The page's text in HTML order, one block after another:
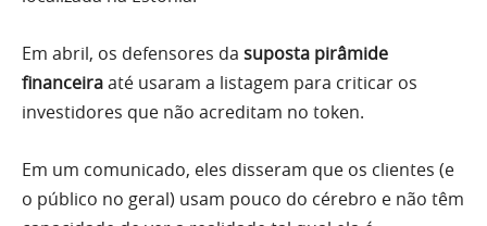
Em abril, os defensores da suposta pirâmide
financeiraaté usaram a listagem para criticar os
investidores que não acreditam no token.
Em um comunicado, eles disseram que os clientes (e
o público no geral) usam pouco do cérebro e não têm